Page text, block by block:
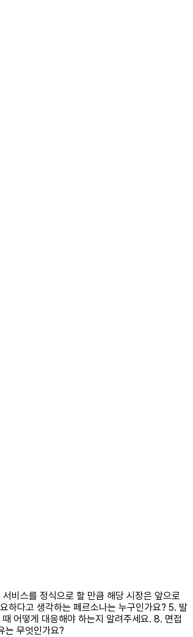
비스를 정식으로 할 만큼 해당 시장은 앞으로
하다고 생각하는 페르소나는 누구인가요? 5. 발
어떻게 대응해야 하는지 알려주세요. 8. 면접
는 무엇인가요?